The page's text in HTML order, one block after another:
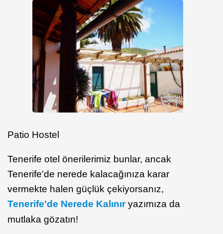
Patio Hostel
Tenerife otel önerilerimiz bunlar, ancak
Tenerife'de nerede kalacağınıza karar
vermekte halen güçlük çekiyorsanız,
Tenerife'de Nerede Kalınır yazımıza da
mutlaka gözatın!